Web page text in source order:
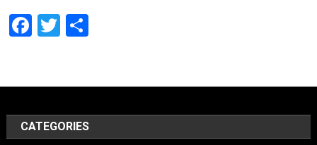
Facebook
Twitter
Share
CATEGORIES